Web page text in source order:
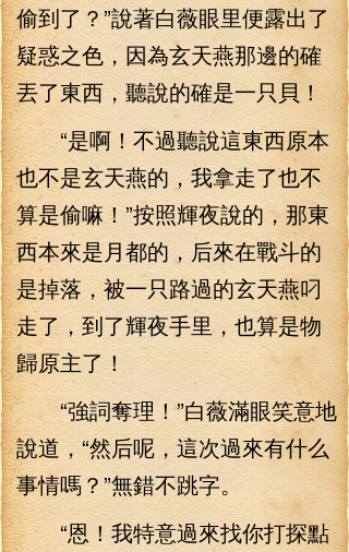
偷到了？”說著白薇眼里便露出了
疑惑之色，因為玄天燕那邊的確
丟了東西，聽說的確是一只貝！
“是啊！不過聽說這東西原本
也不是玄天燕的，我拿走了也不
算是偷嘛！”按照輝夜說的，那東
西本來是月都的，后來在戰斗的
是掉落，被一只路過的玄天燕叼
走了，到了輝夜手里，也算是物
歸原主了！
“強詞奪理！”白薇滿眼笑意地
說道，“然后呢，這次過來有什么
事情嗎？”無錯不跳字。
“恩！我特意過來找你打探點